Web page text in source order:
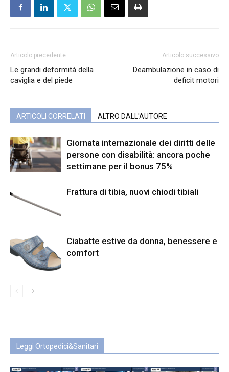
Articolo precedente
Le grandi deformità della
caviglia e del piede
Articolo successivo
Deambulazione in caso di
deficit motori
ARTICOLI CORRELATI ALTRO DALL'AUTORE
Giornata internazionale dei diritti delle
persone con disabilità: ancora poche
settimane per il bonus 75%
Frattura di tibia, nuovi chiodi tibiali
Ciabatte estive da donna, benessere e
comfort
Leggi Ortopedici&Sanitari